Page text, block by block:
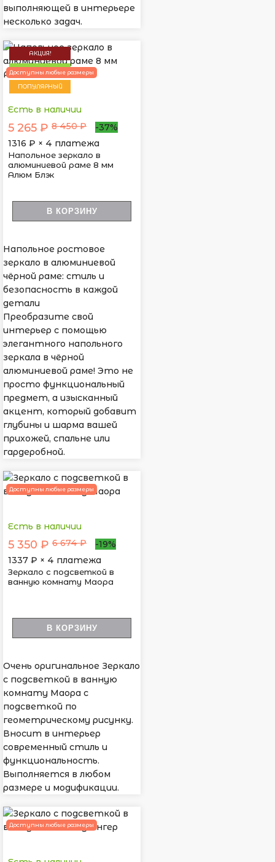
выполняющей в интерьере
несколько задач.
АКЦИЯ!
НОВИНКА
ПОПУЛЯРНЫЙ
Доступны любые размеры
Есть в наличии
5 265 ₽ 8 450 ₽
-37%
1316 ₽ × 4 платежа
Напольное зеркало в
алюминиевой раме 8 мм
Алюм Блэк
В КОРЗИНУ
Напольное ростовое
зеркало в алюминиевой
чёрной раме: стиль и
безопасность в каждой
детали
Преобразите свой
интерьер с помощью
элегантного напольного
зеркала в чёрной
алюминиевой раме! Это не
просто функциональный
предмет, а изысканный
акцент, который добавит
глубины и шарма вашей
прихожей, спальне или
гардеробной.
Доступны любые размеры
Есть в наличии
5 350 ₽ 6 674 ₽
-19%
1337 ₽ × 4 платежа
Зеркало с подсветкой в
ванную комнату Маора
В КОРЗИНУ
Очень оригинальное Зеркало
с подсветкой в ванную
комнату Маора с
подсветкой по
геометрическому рисунку.
Вносит в интерьер
современный стиль и
функциональность.
Выполняется в любом
размере и модификации.
Доступны любые размеры